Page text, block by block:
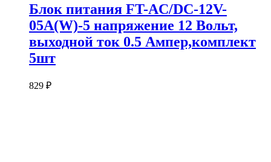
Блок питания FT-AC/DC-12V-
05A(W)-5 напряжение 12 Вольт,
выходной ток 0.5 Ампер,комплект
5шт
829 ₽